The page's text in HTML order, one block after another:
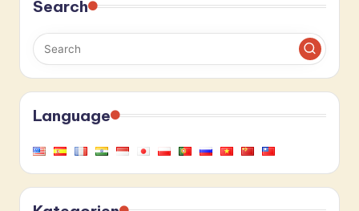
Search
Language